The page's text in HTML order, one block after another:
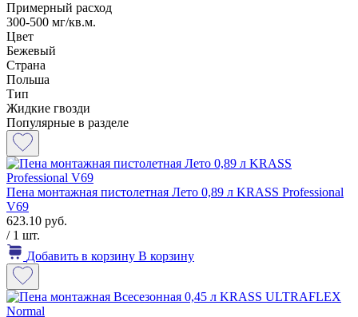
Примерный расход
300-500 мг/кв.м.
Цвет
Бежевый
Страна
Польша
Тип
Жидкие гвозди
Популярные в разделе
Пена монтажная пистолетная Лето 0,89 л KRASS Professional
V69
623.10 руб.
/ 1 шт.
Добавить в корзину В корзину